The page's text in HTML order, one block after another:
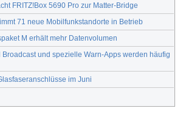
FRITZ!Box 5690 Pro zur Matter-Bridge
71 neue Mobilfunkstandorte in Betrieb
M erhält mehr Datenvolumen
Broadcast und spezielle Warn-Apps werden häufig
im Juni